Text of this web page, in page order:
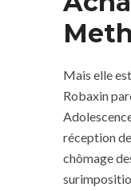
Mais elle
Robaxin
réception
chômage